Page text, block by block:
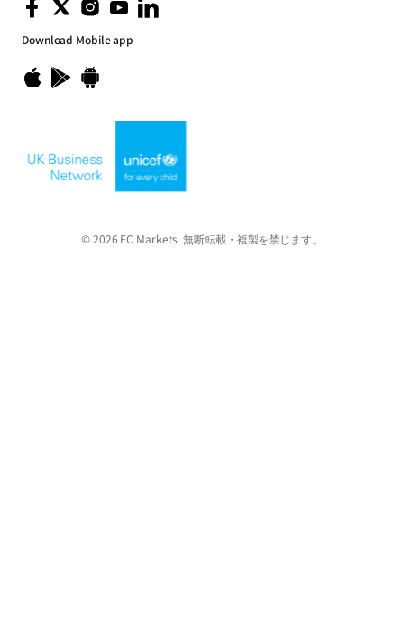
Download Mobile app
© 2026 EC Markets. 無断転載・複製を禁じます。